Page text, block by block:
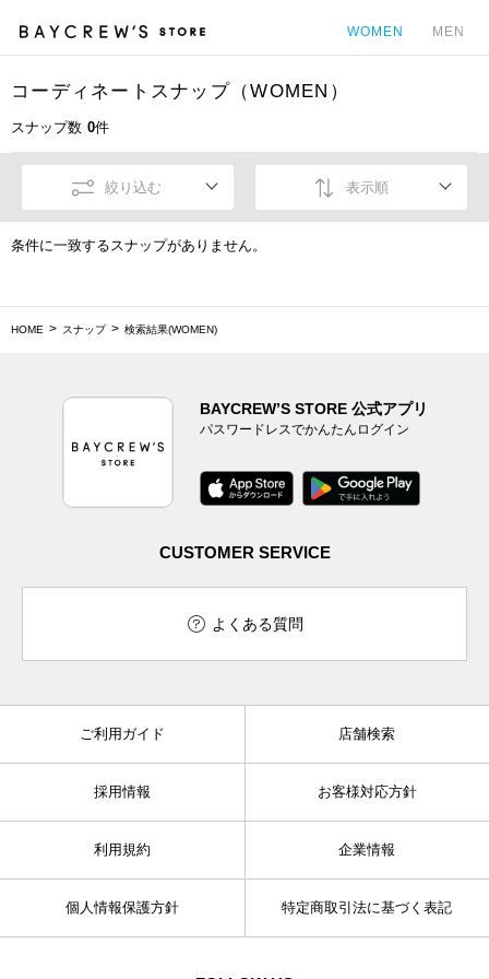
WOMEN MEN
コーディネートスナップ（WOMEN）
スナップ数 0件
絞り込む 表示順
条件に一致するスナップがありません。
HOME スナップ 検索結果(WOMEN)
BAYCREW’S STORE 公式アプリ
パスワードレスでかんたんログイン
CUSTOMER SERVICE
よくある質問
ご利用ガイド 店舗検索
採用情報 お客様対応方針
利用規約 企業情報
個人情報保護方針 特定商取引法に基づく表記